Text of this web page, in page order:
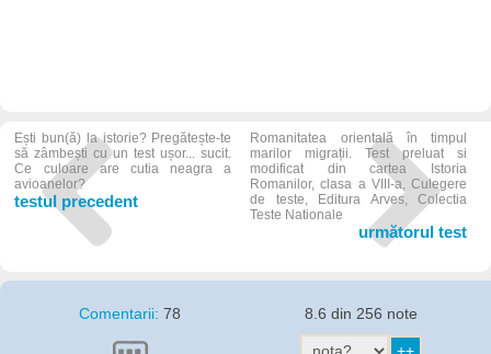
Ești bun(ă) la istorie? Pregătește-te
să zâmbești cu un test ușor... sucit.
Ce culoare are cutia neagra a
avioanelor?
testul precedent
Romanitatea orientală în timpul
marilor migrații. Test preluat si
modificat din cartea Istoria
Romanilor, clasa a VIII-a, Culegere
de teste, Editura Arves, Colectia
Teste Nationale
următorul test
Comentarii:78 8.6 din 256 note